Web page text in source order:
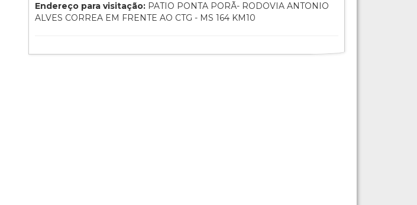
Endereço para visitação: PATIO PONTA PORÃ- RODOVIA ANTONIO
ALVES CORREA EM FRENTE AO CTG - MS 164 KM10